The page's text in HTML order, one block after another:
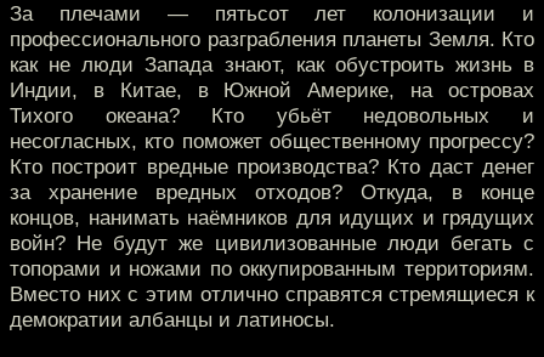
За плечами — пятьсот лет колонизации и
профессионального разграбления планеты Земля. Кто
как не люди Запада знают, как обустроить жизнь в
Индии, в Китае, в Южной Америке, на островах
Тихого океана? Кто убьёт недовольных и
несогласных, кто поможет общественному прогрессу?
Кто построит вредные производства? Кто даст денег
за хранение вредных отходов? Откуда, в конце
концов, нанимать наёмников для идущих и грядущих
войн? Не будут же цивилизованные люди бегать с
топорами и ножами по оккупированным территориям.
Вместо них с этим отлично справятся стремящиеся к
демократии албанцы и латиносы.